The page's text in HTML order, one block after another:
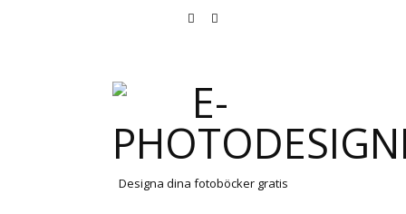
Designa dina fotoböcker gratis